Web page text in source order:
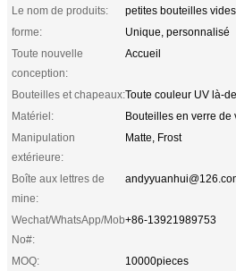
Le nom de produits:
petites bouteilles
forme:
Unique, personnalisé
Toute nouvelle
conception:
Accueil
Bouteilles et chapeaux:Toute couleur UV là-
Matériel:
Bouteilles en verre de
Manipulation
extérieure:
Matte, Frost
Boîte aux lettres de
mine:
Wechat/WhatsApp/Mob
No#:
+86-13921989753
MOQ:
10000pieces